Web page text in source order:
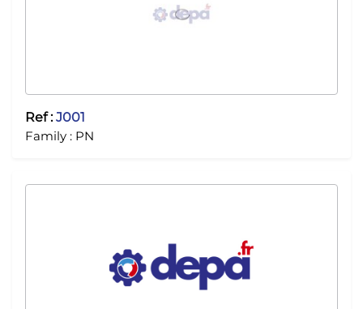
Ref :J001
Family : PN